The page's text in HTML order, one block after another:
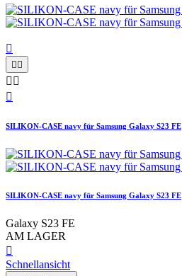

 
 

SILIKON-CASE navy für Samsung Galaxy S23 FE
SILIKON-CASE navy für Samsung Galaxy S23 FE
Galaxy S23 FE
AM LAGER

Schnellansicht